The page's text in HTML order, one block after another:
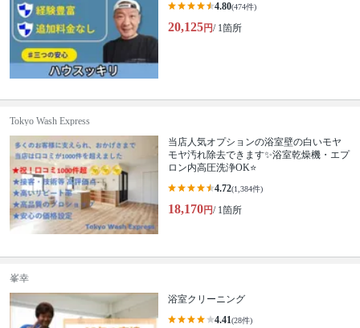
4.80(474件)
20,125円/ 1箇所
Tokyo Wash Express
当店人気オプションの浴室壁の白いモヤ
モヤ汚れ除去できます✨浴室乾燥機・エプ
ロン内高圧洗浄OK⭐️
4.72(1,384件)
18,170円/ 1箇所
峯幸
浴室クリーニング
4.41(28件)